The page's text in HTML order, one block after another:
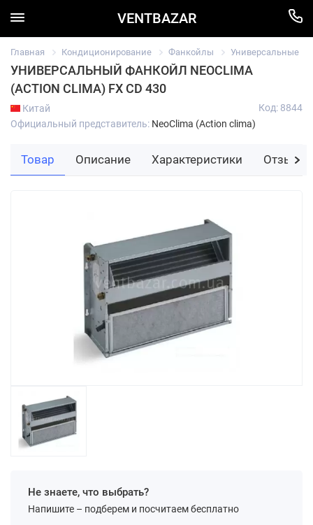
VENTBAZAR
Главная Кондиционирование Фанкойлы Универсальные
УНИВЕРСАЛЬНЫЙ ФАНКОЙЛ NEOCLIMA
(ACTION CLIMA) FX CD 430
Китай
Официальный представитель: NeoClima (Action clima)
Код: 8844
Не знаете, что выбрать?
Напишите – подберем и посчитаем бесплатно
Товар Описание Характеристики Отзывы